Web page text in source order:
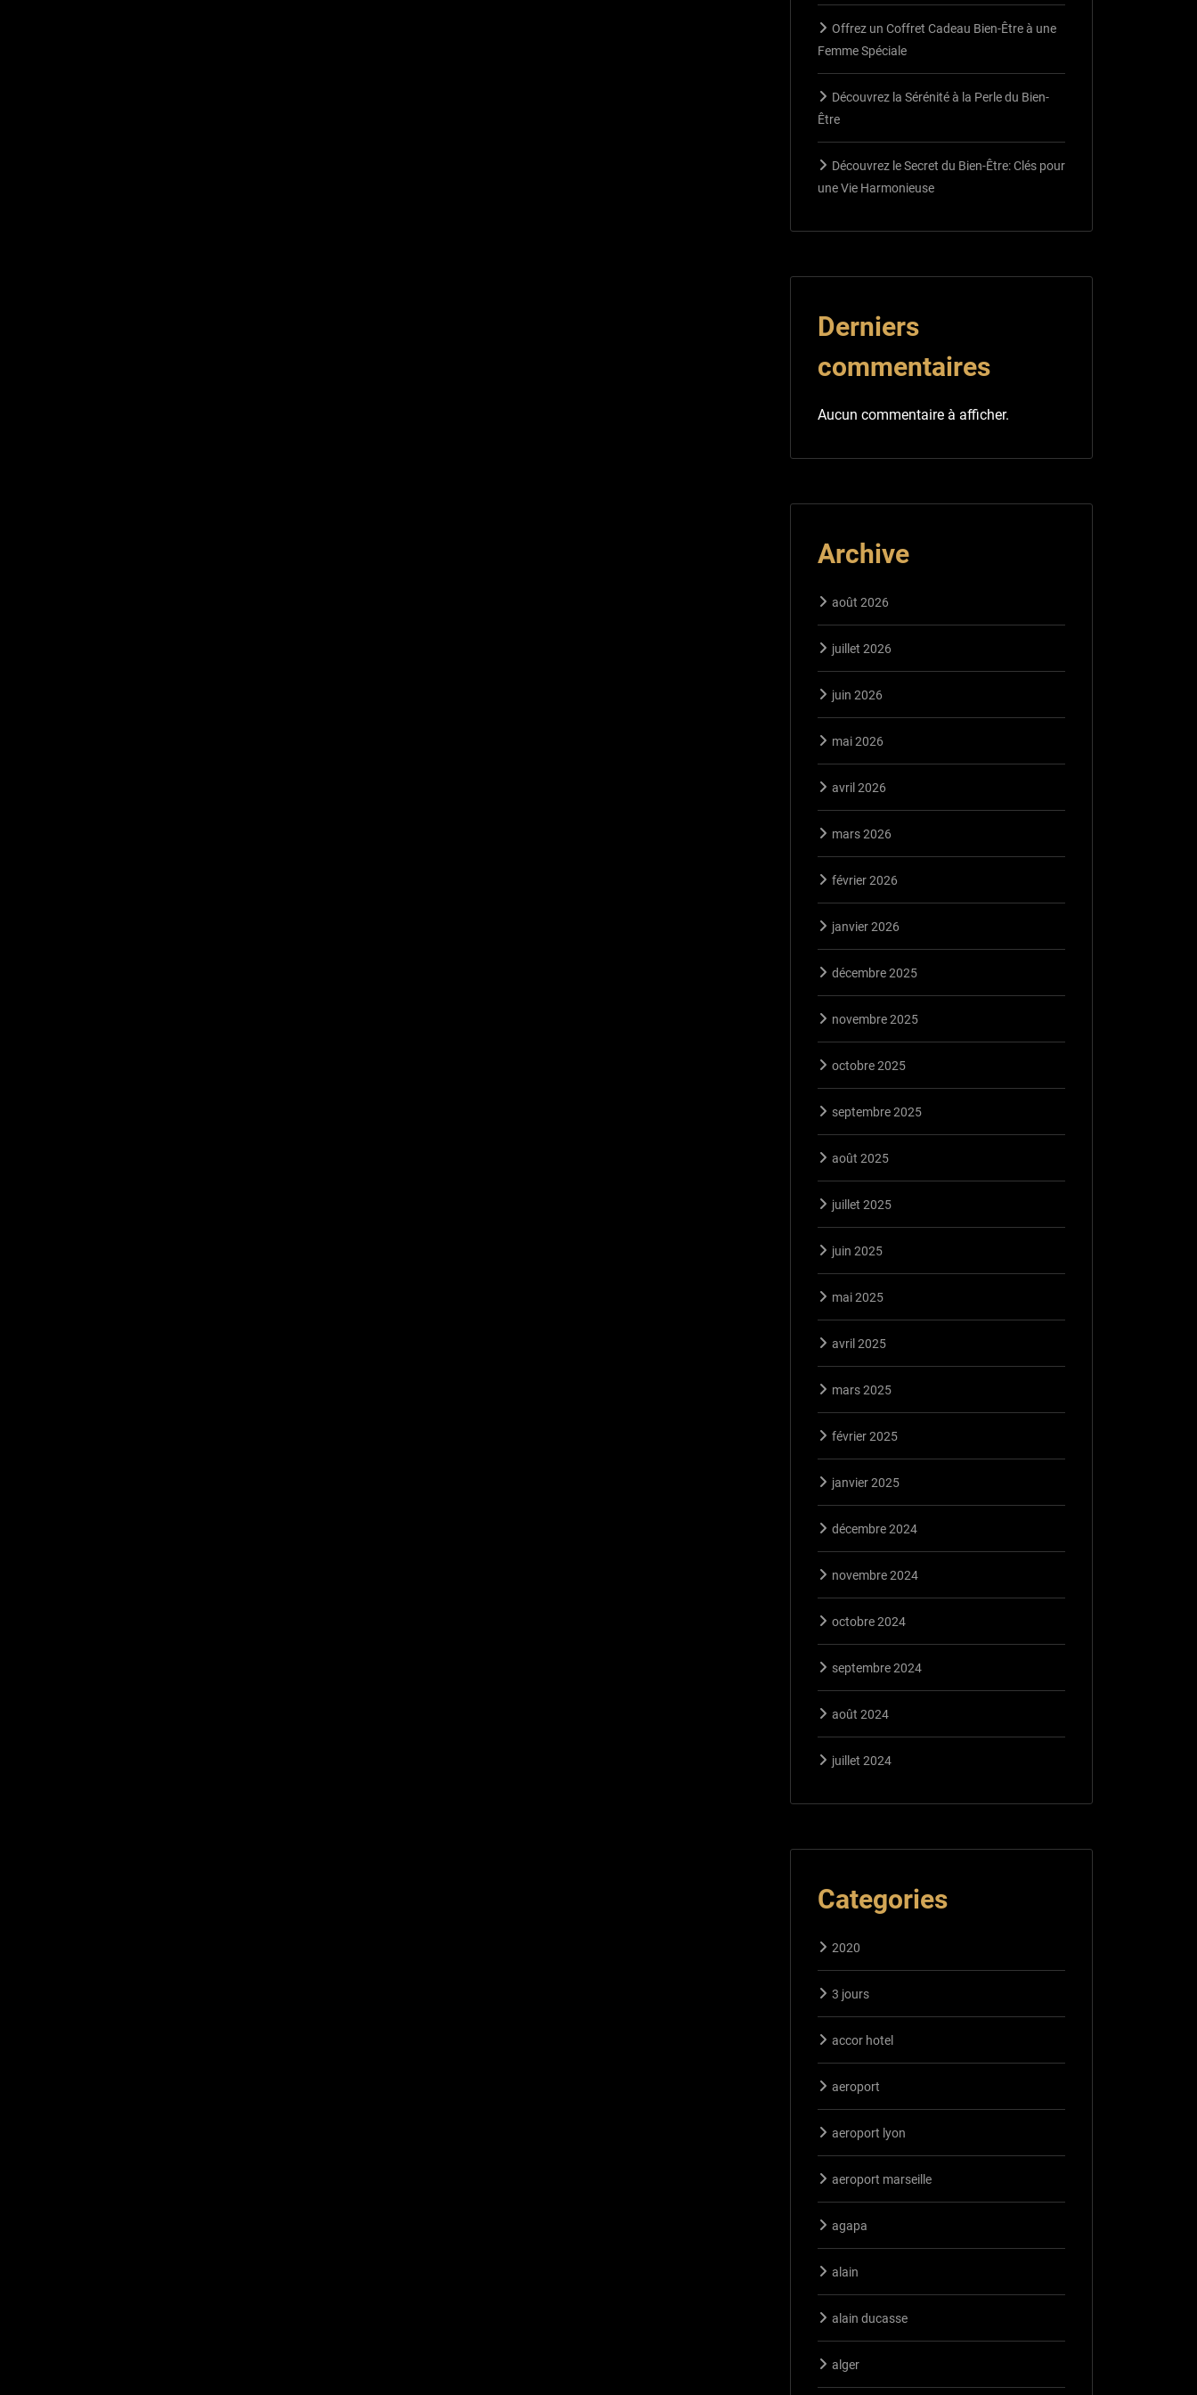
Offrez un Coffret Cadeau Bien-Être à une
Femme Spéciale
Découvrez la Sérénité à la Perle du Bien-
Être
Découvrez le Secret du Bien-Être: Clés pour
une Vie Harmonieuse
Derniers
commentaires
Aucun commentaire à afficher.
Archive
août 2026
juillet 2026
juin 2026
mai 2026
avril 2026
mars 2026
février 2026
janvier 2026
décembre 2025
novembre 2025
octobre 2025
septembre 2025
août 2025
juillet 2025
juin 2025
mai 2025
avril 2025
mars 2025
février 2025
janvier 2025
décembre 2024
novembre 2024
octobre 2024
septembre 2024
août 2024
juillet 2024
Categories
2020
3 jours
accor hotel
aeroport
aeroport lyon
aeroport marseille
agapa
alain
alain ducasse
alger